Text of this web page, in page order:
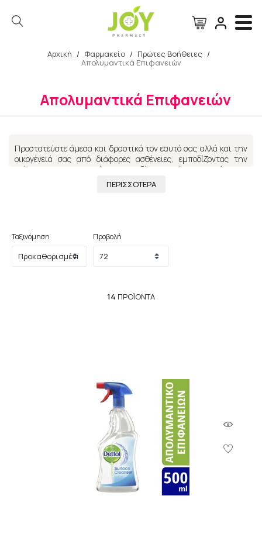
Αναζήτηση
Αρχική / Φαρμακείο / Πρώτες Βοήθειες /
Απολυμαντικά Επιφανειών
Απολυμαντικά Επιφανειών
Προστατεύστε άμεσα και δραστικά τον εαυτό σας αλλά και την
οικογένειά σας από διάφορες ασθένειες, εμποδίζοντας την
εξάπλωση των βλαβερών βακτηριδίων και ιών. Αναζητήστε τα
κατάλληλα προϊόντα ιδανικά για κάθε χρήση που σας
προσφέρουν εξαιρετική αποτελεσματικότητα. Αποδεδειγμένα
ΠΕΡΙΣΣΟΤΕΡΑ
Ταξινόμηση Προβολή
14 ΠΡΟΪΌΝΤΑ